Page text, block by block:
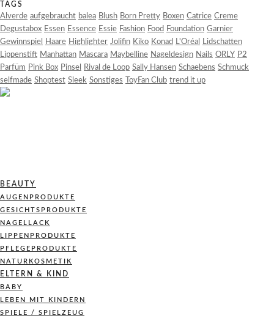
TAGS
Alverde aufgebraucht balea Blush Born Pretty Boxen Catrice Creme
Degustabox Essen Essence Essie Fashion Food Foundation Garnier
Gewinnspiel
Haare Highlighter Jolifin Kiko Konad L'Oréal
Lidschatten
Lippenstift Manhattan Mascara Maybelline Nageldesign Nails ORLY P2
Parfüm Pink Box Pinsel Rival de Loop Sally Hansen Schaebens Schmuck
selfmade Shoptest Sleek Sonstiges ToyFan Club trend it up
BEAUTY
AUGENPRODUKTE
GESICHTSPRODUKTE
NAGELLACK
LIPPENPRODUKTE
PFLEGEPRODUKTE
NATURKOSMETIK
ELTERN & KIND
BABY
LEBEN MIT KINDERN
SPIELE / SPIELZEUG